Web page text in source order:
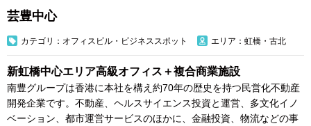
芸豊中心
カテゴリ：オフィスビル・ビジネススポット エリア：虹橋・古北
新虹橋中心エリア高級オフィス＋複合商業施設
南豊グループは香港に本社を構え約70年の歴史を持つ民営化不動産
開発企業です。不動産、ヘルスサイエンス投資と運営、多文化イノ
ベーション、都市運営サービスのほかに、金融投資、物流などの事